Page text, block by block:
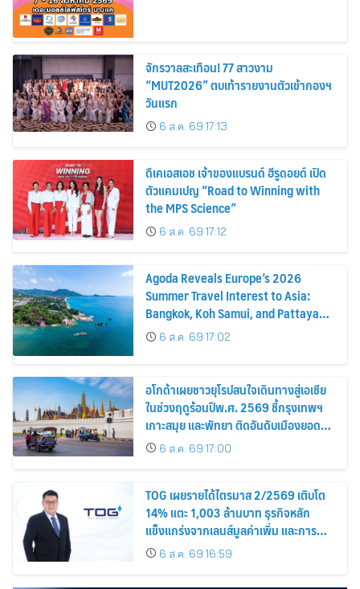
ดีเคเอสเอช เจ้าของแบรนด์ ฮีรูดอยด์ เปิด
ตัวแคมเปญ “Road to Winning with
the MPS Science”
6 ส.ค. 69 17:12
Agoda Reveals Europe’s 2026
Summer Travel Interest to Asia:
Bangkok, Koh Samui, and Pattaya
Among the Top Cities
6 ส.ค. 69 17:02
ในช่วงฤดูร้อนปีพ.ศ. 2569 ชี้กรุงเทพฯ
เกาะสมุย และพัทยา ติดอันดับเมืองยอด
นิยม6 ส.ค. 69 17:00
TOG เผยรายได้ไตรมาส 2/2569 เติบโต
14% แตะ 1,003 ล้านบาท ธุรกิจหลัก
แข็งแกร่งจากเลนส์มูลค่าเพิ่ม และการ
ขยายตลาดต่างประเทศ พร้อมเดินหน้า
ลงทุนเพื่อการเติบโตระยะยาว
6 ส.ค. 69 16:59